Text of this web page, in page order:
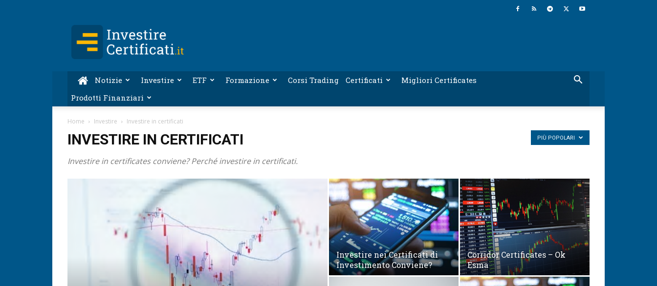
Certificati.it
Notizie Investire ETF Formazione Corsi Trading Certificati
Migliori Certificates
Prodotti Finanziari
Home Investire Investire in certificati
INVESTIRE IN CERTIFICATI
Investire in certificates conviene? Perché investire in certificati.
PIÙ POPOLARI
Investire nei Certificati di
Investimento Conviene?
Corridor Certificates – Ok
Esma